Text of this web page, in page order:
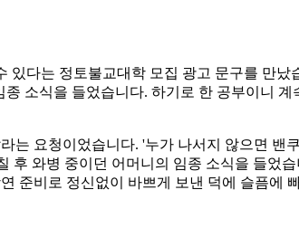
다는 정토불교대학 모집 광고 문구를 만났
소식을 들었습니다. 하기로 한 공부이니 계
는 요청이었습니다. '누가 나서지 않으면 밴
와병 중이던 어머니의 임종 소식을 들었
준비로 정신없이 바쁘게 보낸 덕에 슬픔에